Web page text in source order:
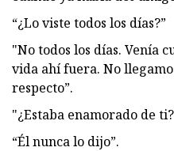
“¿Lo viste todos los días?”
"No todos los días. Venía
vida ahí fuera. No
respecto”.
"¿Estaba enamorado de
“Él nunca lo dijo”.